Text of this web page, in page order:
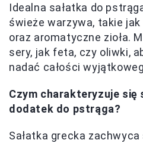
Idealna sałatka do
świeże warzywa, takie
oraz aromatyczne zioła.
sery, jak feta, czy oliwki,
nadać całości
Czym charakteryzuje się
dodatek do pstrąga?
Sałatka grecka